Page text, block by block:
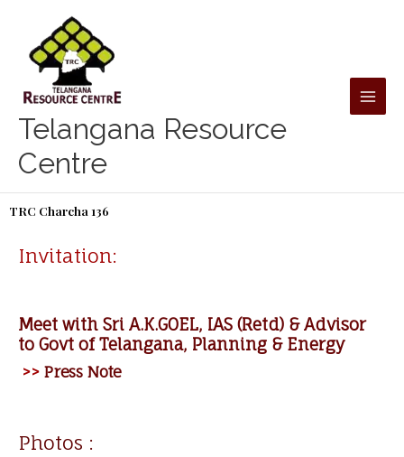
content
Telangana Resource
Centre
TRC Charcha 136
Invitation:
Meet with Sri A.K.GOEL, IAS (Retd) & Advisor
to Govt of Telangana, Planning & Energy
>> Press Note
Photos :